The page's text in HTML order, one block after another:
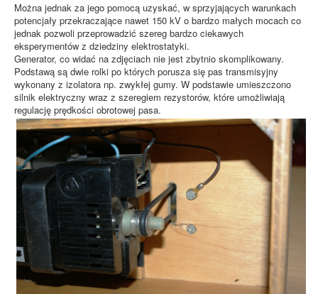
Można jednak za jego pomocą uzyskać, w sprzyjających warunkach
potencjały przekraczające nawet 150 kV o bardzo małych mocach co
jednak pozwoli przeprowadzić szereg bardzo ciekawych
eksperymentów z dziedziny elektrostatyki.
Generator, co widać na zdjęciach nie jest zbytnio skomplikowany.
Podstawą są dwie rolki po których porusza się pas transmisyjny
wykonany z izolatora np. zwykłej gumy. W podstawie umieszczono
silnik elektryczny wraz z szeregiem rezystorów, które umożliwiają
regulację prędkości obrotowej pasa.